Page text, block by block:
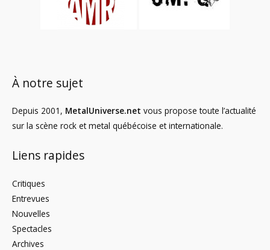
À notre sujet
Depuis 2001, MetalUniverse.net vous propose toute l’actualité
sur la scène rock et metal québécoise et internationale.
Liens rapides
Critiques
Entrevues
Nouvelles
Spectacles
Archives